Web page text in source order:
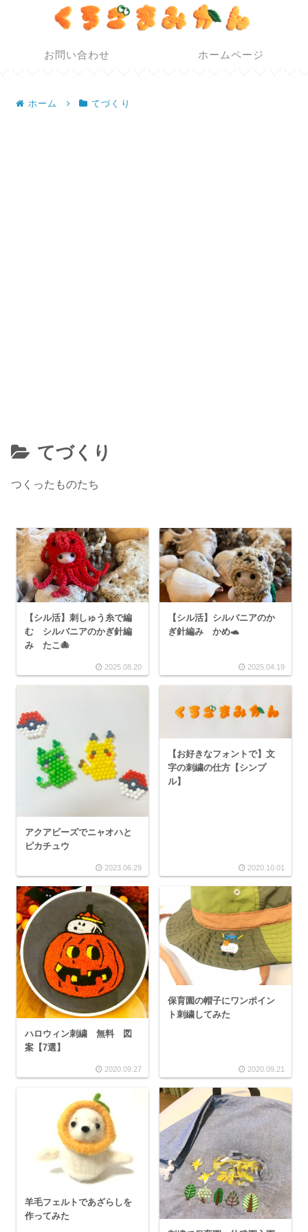
お問い合わせ ホームページ
ホーム てづくり
てづくり
つくったものたち
【シル活】刺しゅう糸で編
む シルバニアのかぎ針編
み たこ🐙
2025.08.20
【シル活】シルバニアのか
ぎ針編み かめ🐢
2025.04.19
アクアビーズでニャオハと
ピカチュウ
2023.06.29
【お好きなフォントで】文
字の刺繍の仕方【シンプ
ル】
2020.10.01
ハロウィン刺繍 無料 図
案【7選】
2020.09.27
保育園の帽子にワンポイン
ト刺繍してみた
2020.09.21
羊毛フェルトであざらしを
作ってみた